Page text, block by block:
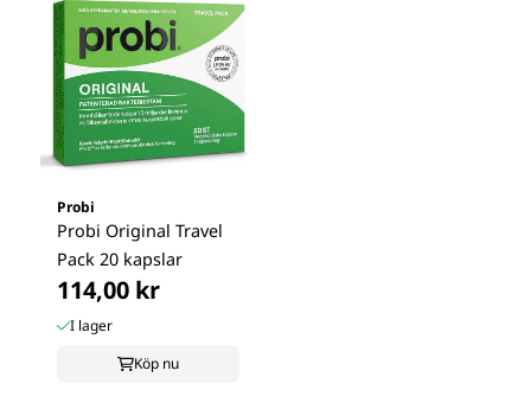
Probi
Probi Original Travel
Pack 20 kapslar
114,00 kr
I lager
Köp nu